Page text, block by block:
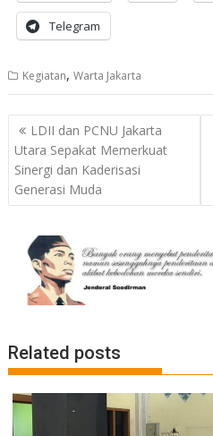
Telegram
Kegiatan,Warta Jakarta
Post
navigation
LDII dan PCNU Jakarta
Utara Sepakat Memerkuat
Sinergi dan Kaderisasi
Generasi Muda
Related posts